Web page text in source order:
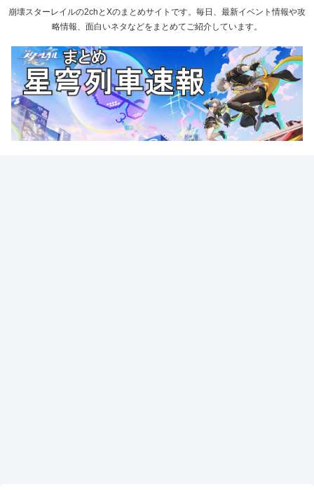
崩壊スターレイルの2chとXのまとめサイトです。毎日、最新イベント情報や攻
略情報、面白いネタなどをまとめてご紹介しています。